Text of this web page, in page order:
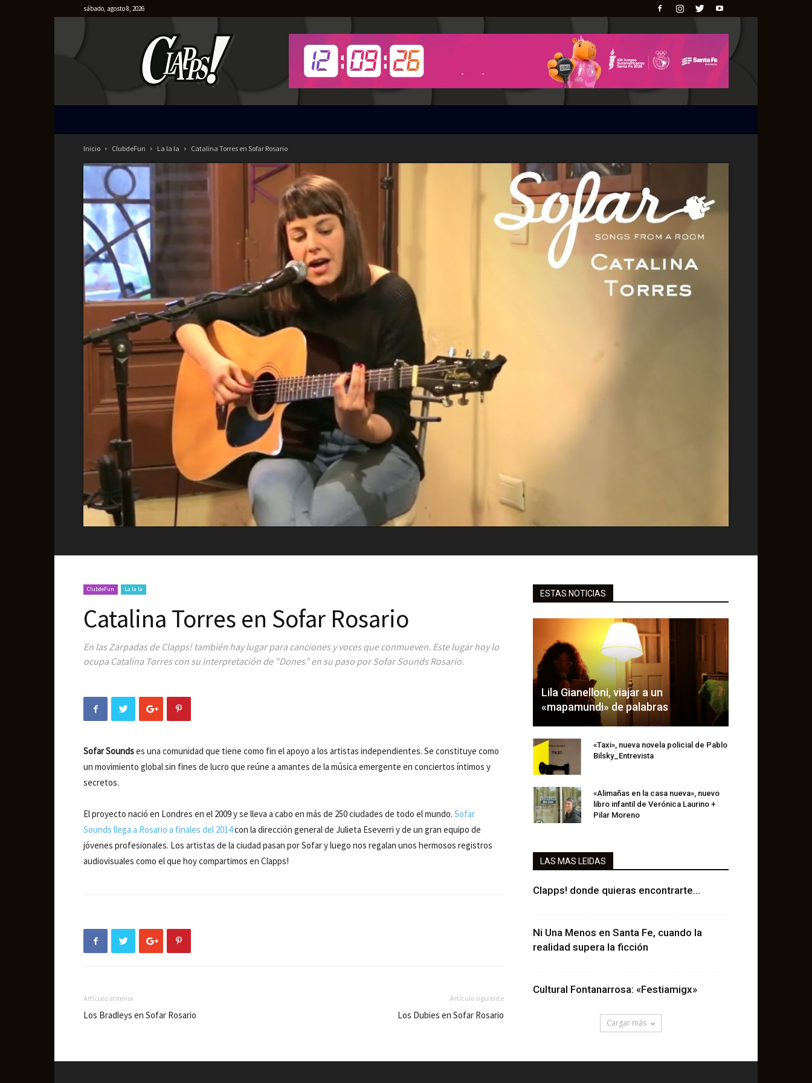
sábado, agosto 8, 2026
Inicio ClubdeFun La la la Catalina Torres en Sofar Rosario
ClubdeFun La la la
Catalina Torres en Sofar Rosario
En las Zarpadas de Clapps! también hay lugar para canciones y voces que conmueven. Este lugar hoy lo
ocupa Catalina Torres con su interpretación de "Dones" en su paso por Sofar Sounds Rosario.
Sofar Soundses una comunidad que tiene como fin el apoyo a los artistas independientes. Se constituye como
un movimiento global sin fines de lucro que reúne a amantes de la música emergente en conciertos íntimos y
secretos.
El proyecto nació en Londres en el 2009 y se lleva a cabo en más de 250 ciudades de todo el mundo. Sofar
Sounds llega a Rosario a finales del 2014con la dirección general de Julieta Eseverri y de un gran equipo de
jóvenes profesionales. Los artistas de la ciudad pasan por Sofar y luego nos regalan unos hermosos registros
audiovisuales como el que hoy compartimos en Clapps!
Artículo anterior
Los Bradleys en Sofar Rosario
Artículo siguiente
Los Dubies en Sofar Rosario
ESTAS NOTICIAS
Lila Gianelloni, viajar a un
«mapamundi» de palabras
«Taxi», nueva novela policial de Pablo
Bilsky_Entrevista
«Alimañas en la casa nueva», nuevo
libro infantil de Verónica Laurino +
Pilar Moreno
LAS MAS LEIDAS
Clapps! donde quieras encontrarte…
Ni Una Menos en Santa Fe, cuando la
realidad supera la ficción
Cultural Fontanarrosa: «Festiamigx»
Cargar más